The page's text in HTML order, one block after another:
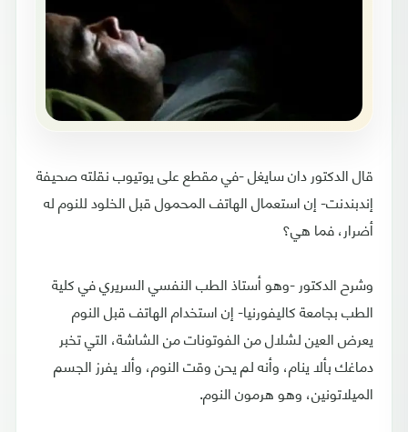
قال الدكتور دان سايغل -في مقطع على يوتيوب نقلته صحيفة
إندبندنت- إن استعمال الهاتف المحمول قبل الخلود للنوم له
أضرار، فما هي؟
وشرح الدكتور -وهو أستاذ الطب النفسي السريري في كلية
الطب بجامعة كاليفورنيا- إن استخدام الهاتف قبل النوم
يعرض العين لشلال من الفوتونات من الشاشة، التي تخبر
دماغك بألا ينام، وأنه لم يحن وقت النوم، وألا يفرز الجسم
الميلاتونين، وهو هرمون النوم.